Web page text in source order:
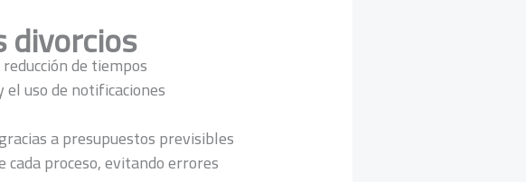
divorcios
de tiempos
uso de notificaciones
a presupuestos previsibles
proceso, evitando errores